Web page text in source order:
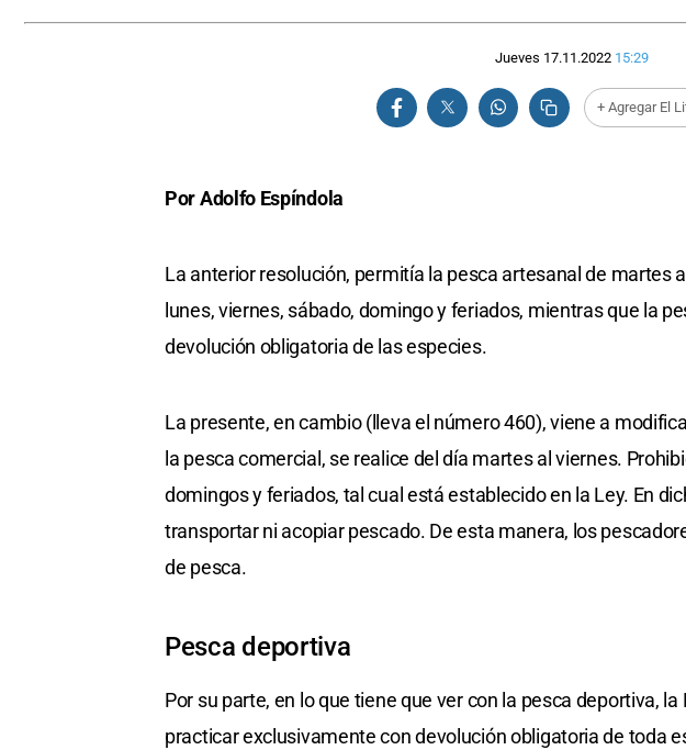
Jueves 17.11.2022 15:29
+ Agregar El
Por Adolfo Espíndola
La anterior resolución, permitía la pesca artesanal de martes
lunes, viernes, sábado, domingo y feriados, mientras que la
devolución obligatoria de las especies.
La presente, en cambio (lleva el número 460), viene a
la pesca comercial, se realice del día martes al viernes.
domingos y feriados, tal cual está establecido en la Ley. En
transportar ni acopiar pescado. De esta manera, los
de pesca.
Pesca deportiva
Por su parte, en lo que tiene que ver con la pesca deportiva,
practicar exclusivamente con devolución obligatoria de toda